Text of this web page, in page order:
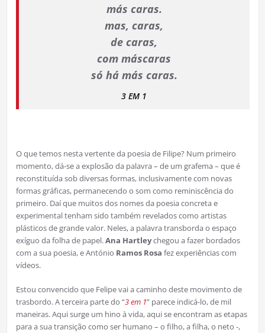
más caras.
mas, caras,
de caras,
com máscaras
só há más caras.
3 EM 1
O que temos nesta vertente da poesia de Filipe? Num primeiro
momento, dá-se a explosão da palavra – de um grafema – que é
reconstituída sob diversas formas, inclusivamente com novas
formas gráficas, permanecendo o som como reminiscência do
primeiro. Daí que muitos dos nomes da poesia concreta e
experimental tenham sido também revelados como artistas
plásticos de grande valor. Neles, a palavra transborda o espaço
exíguo da folha de papel.Ana Hartleychegou a fazer bordados
com a sua poesia, e António Ramos Rosa fez experiências com
vídeos.
Estou convencido que Felipe vai a caminho deste movimento de
trasbordo. A terceira parte do “3 em 1” parece indicá-lo, de mil
maneiras. Aqui surge um hino à vida, aqui se encontram as etapas
para a sua transição como ser humano – o filho, a filha, o neto -,